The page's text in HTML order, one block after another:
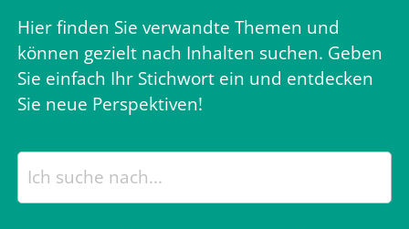
Hier finden Sie verwandte Themen und
können gezielt nach Inhalten suchen. Geben
Sie einfach Ihr Stichwort ein und entdecken
Sie neue Perspektiven!